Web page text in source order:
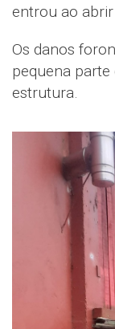
entrou ao
Os danos
pequena
estrutura.